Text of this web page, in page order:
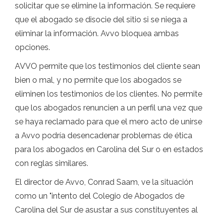
solicitar que se elimine la información. Se requiere
que el abogado se disocie del sitio si se niega a
eliminar la información. Avvo bloquea ambas
opciones.
AVVO permite que los testimonios del cliente sean
bien o mal, y no permite que los abogados se
eliminen los testimonios de los clientes. No permite
que los abogados renuncien a un perfil una vez que
se haya reclamado para que el mero acto de unirse
a Avvo podría desencadenar problemas de ética
para los abogados en Carolina del Sur o en estados
con reglas similares.
El director de Avvo, Conrad Saam, ve la situación
como un "intento del Colegio de Abogados de
Carolina del Sur de asustar a sus constituyentes al